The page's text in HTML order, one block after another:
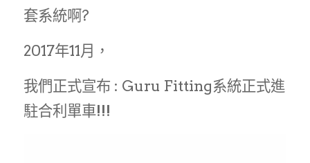
套系統啊?
2017年11月，
我們正式宣布 : Guru Fitting系統正式進
駐合利單車!!!